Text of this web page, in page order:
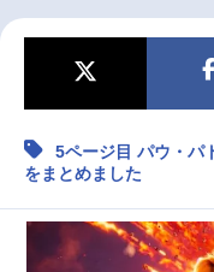
マンガ・ラノベ ゲーム・
2.5次元 配信・
最新記事一覧
アニメ記事一覧
5ページ目 パウ・パ
をまとめました